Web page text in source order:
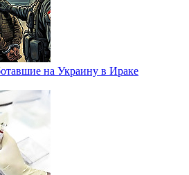
на Украину в Ираке